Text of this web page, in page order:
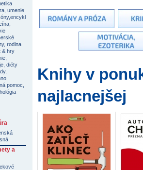
Knihy v
najlacnejšej
umenie
rodina
& hry
diéty
pomoc,
a